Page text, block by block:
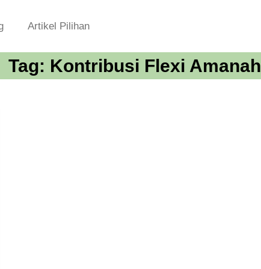
Artikel Pilihan
Tag: Kontribusi Flexi Amanah